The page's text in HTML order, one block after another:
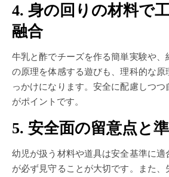
4. 身の回りの材料で
融合
牛乳と酢でチーズを作る簡単実験や
の原理を体感する遊びも、理科的な原
っかけになります。安全に配慮しつつ
がポイントです。
5. 安全面の留意点と
幼児が扱う材料や道具は安全基準に
が必ず見守ることが大切です。また